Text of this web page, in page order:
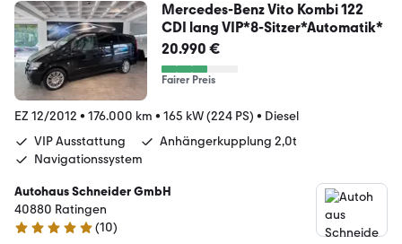
Mercedes-Benz Vito Kombi 122
CDI lang VIP*8-Sitzer*Automatik*
20.990 €
Fairer Preis
EZ 12/2012 • 176.000 km • 165 kW (224 PS) • Diesel
VIP Ausstattung
Anhängerkupplung 2,0t
Navigationssystem
Autohaus Schneider GmbH
40880 Ratingen
5 Sterne
(10)